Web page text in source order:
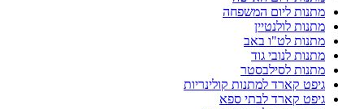
מתנות ליום המשפחה
מתנות לולנטיין
מתנות לט"ו באב
מתנות לנובי גוד
מתנות לסילבסטר
גיפט קארד למתנות קולינריות
גיפט קארד לבתי ספא